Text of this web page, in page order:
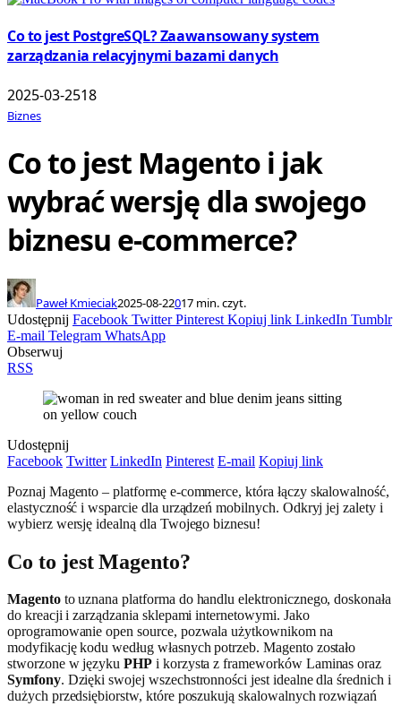
Co to jest PostgreSQL? Zaawansowany system
zarządzania relacyjnymi bazami danych
2025-03-2518
Biznes
Co to jest Magento i jak
wybrać wersję dla swojego
biznesu e-commerce?
Paweł Kmieciak2025-08-22017 min. czyt.
Udostępnij Facebook Twitter Pinterest Kopiuj link LinkedIn Tumblr
E-mail Telegram WhatsApp
Obserwuj
RSS
Udostępnij
Facebook Twitter LinkedIn Pinterest E-mail Kopiuj link
Poznaj Magento – platformę e-commerce, która łączy skalowalność,
elastyczność i wsparcie dla urządzeń mobilnych. Odkryj jej zalety i
wybierz wersję idealną dla Twojego biznesu!
Co to jest Magento?
Magentoto uznana platforma do handlu elektronicznego, doskonała
do kreacji i zarządzania sklepami internetowymi. Jako
oprogramowanie open source, pozwala użytkownikom na
modyfikację kodu według własnych potrzeb. Magento zostało
stworzone w językuPHPi korzysta z frameworków Laminas oraz
Symfony. Dzięki swojej wszechstronności jest idealne dla średnich i
dużych przedsiębiorstw, które poszukują skalowalnych rozwiązań